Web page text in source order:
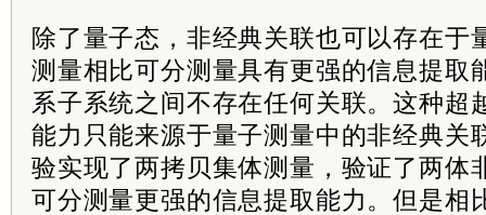
除了量子态，非经典关联也可以存在于
测量相比可分测量具有更强的信息提取
系子系统之间不存在任何关联。这种超
能力只能来源于量子测量中的非经典关
验实现了两拷贝集体测量，验证了两体
可分测量更强的信息提取能力。但是相